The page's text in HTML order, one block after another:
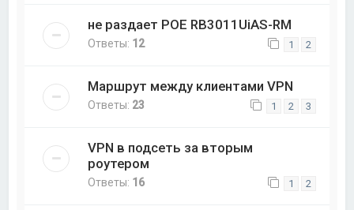
не раздает POE RB3011UiAS-RM
Ответы: 12 1 2
Маршрут между клиентами VPN
Ответы: 23 1 2 3
VPN в подсеть за вторым
роутером
Ответы: 16 1 2